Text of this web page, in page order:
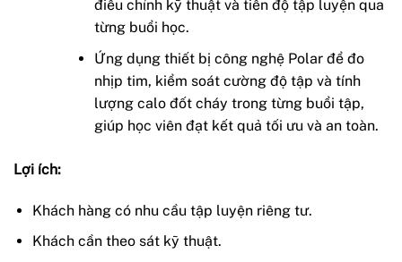
điều chỉnh kỹ thuật và tiến độ tập luyện qua
từng buổi học.
Ứng dụng thiết bị công nghệ Polar để đo
nhịp tim, kiểm soát cường độ tập và tính
lượng calo đốt cháy trong từng buổi tập,
giúp học viên đạt kết quả tối ưu và an toàn.
Lợi ích:
Khách hàng có nhu cầu tập luyện riêng tư.
Khách cần theo sát kỹ thuật.